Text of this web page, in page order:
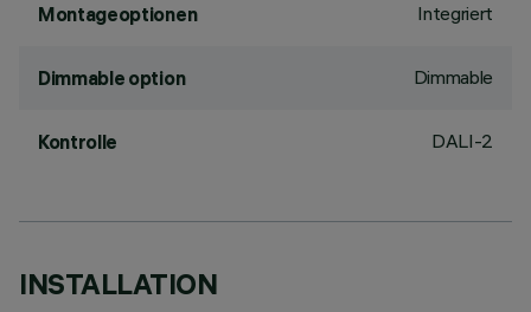
Montageoptionen Integriert
Dimmable option Dimmable
Kontrolle DALI-2
INSTALLATION